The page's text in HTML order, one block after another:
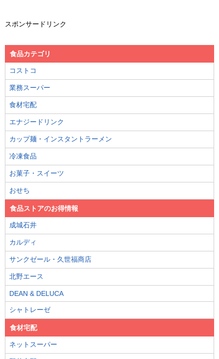
スポンサードリンク
食品カテゴリ
コストコ
業務スーパー
食材宅配
エナジードリンク
カップ麺・インスタントラーメン
冷凍食品
お菓子・スイーツ
おせち
食品ストアのお得情報
成城石井
カルディ
サンクゼール・久世福商店
北野エース
DEAN & DELUCA
シャトレーゼ
食材宅配
ネットスーパー